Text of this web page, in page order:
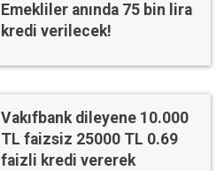
Emekliler anında 75 bin lira
kredi verilecek!
Vakıfbank dileyene 10.000
TL faizsiz 25000 TL 0.69
faizli kredi vererek